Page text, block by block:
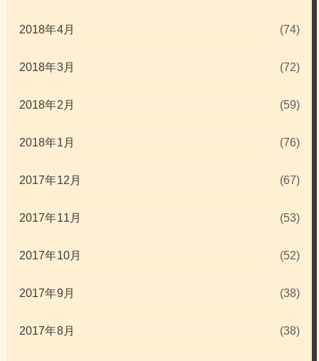
2018年4月 (74)
2018年3月 (72)
2018年2月 (59)
2018年1月 (76)
2017年12月 (67)
2017年11月 (53)
2017年10月 (52)
2017年9月 (38)
2017年8月 (38)